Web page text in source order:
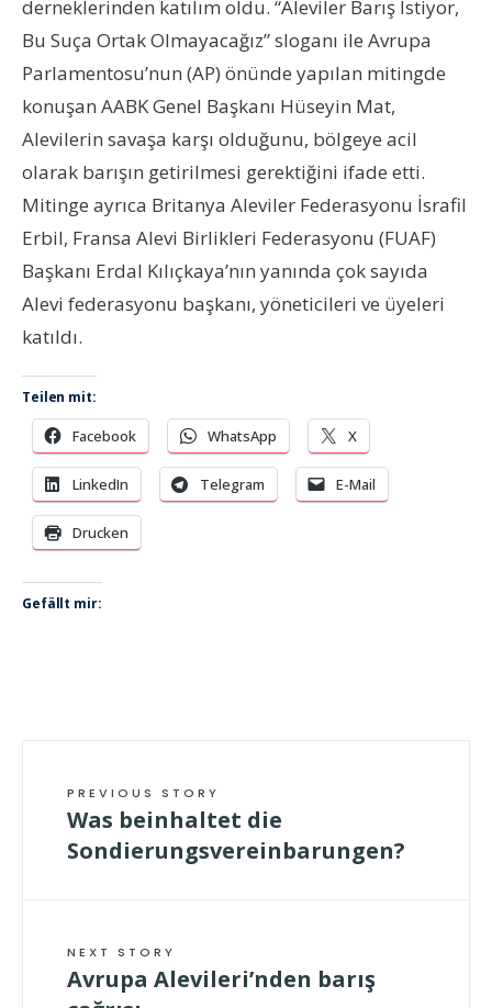
derneklerinden katılım oldu. “Aleviler Barış İstiyor,
Bu Suça Ortak Olmayacağız”sloganı ile Avrupa
Parlamentosu’nun (AP) önünde yapılan mitingde
konuşan AABK Genel Başkanı Hüseyin Mat,
Alevilerin savaşa karşı olduğunu, bölgeye acil
olarak barışın getirilmesi gerektiğini ifade etti.
Mitinge ayrıca Britanya Aleviler Federasyonu İsrafil
Erbil, Fransa Alevi Birlikleri Federasyonu (FUAF)
Başkanı Erdal Kılıçkaya’nın yanında çok sayıda
Alevi federasyonu başkanı, yöneticileri ve üyeleri
katıldı.
Teilen mit:
Facebook WhatsApp X
LinkedIn Telegram E-Mail
Drucken
Gefällt mir:
PREVIOUS STORY
Was beinhaltet die
Sondierungsvereinbarungen?
NEXT STORY
Avrupa Alevileri’nden barış